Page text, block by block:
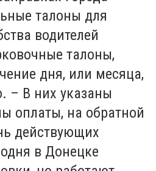
талоны для
водителей
талоны,
дня, или месяца,
– В них указаны
оплаты, на обратной
действующих
в Донецке